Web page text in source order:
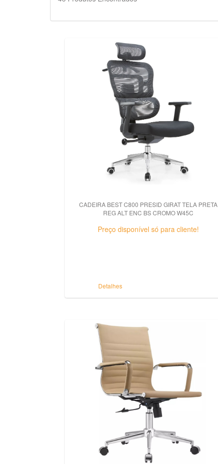
CADEIRA BEST C800 PRESID GIRAT TELA PRETA
REG ALT ENC BS CROMO W45C
Preço disponível só para cliente!
Detalhes